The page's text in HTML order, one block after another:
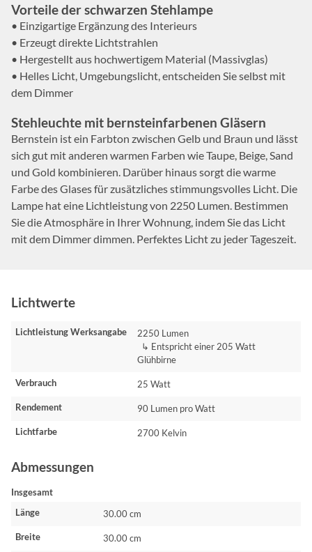
Vorteile der schwarzen Stehlampe
• Einzigartige Ergänzung des Interieurs
• Erzeugt direkte Lichtstrahlen
• Hergestellt aus hochwertigem Material (Massivglas)
• Helles Licht, Umgebungslicht, entscheiden Sie selbst mit
dem Dimmer
Stehleuchte mit bernsteinfarbenen Gläsern
Bernstein ist ein Farbton zwischen Gelb und Braun und lässt
sich gut mit anderen warmen Farben wie Taupe, Beige, Sand
und Gold kombinieren. Darüber hinaus sorgt die warme
Farbe des Glases für zusätzliches stimmungsvolles Licht. Die
Lampe hat eine Lichtleistung von 2250 Lumen. Bestimmen
Sie die Atmosphäre in Ihrer Wohnung, indem Sie das Licht
mit dem Dimmer dimmen. Perfektes Licht zu jeder Tageszeit.
Lichtwerte
Lichtleistung Werksangabe
2250 Lumen
↳ Entspricht einer 205 Watt
Glühbirne
Verbrauch 25 Watt
Rendement 90 Lumen pro Watt
Lichtfarbe 2700 Kelvin
Abmessungen
Insgesamt
Länge
30.00 cm
Breite 30.00 cm